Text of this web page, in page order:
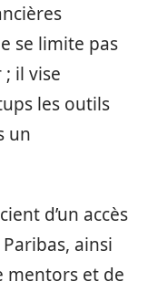
se limite pas
; il vise
les outils
un
d’un accès
ainsi
mentors et de